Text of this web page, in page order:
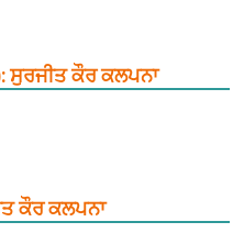
ਸੁਰਜੀਤ ਕੌਰ ਕਲਪਨਾ
ਕੌਰ ਕਲਪਨਾ